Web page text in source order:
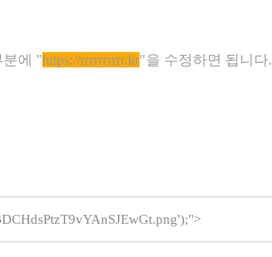
분에 "https://rrrrrrrrrr.kr"​을 수정하면 됩니다.